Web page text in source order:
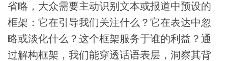
省略，大众需要主动识别文本或报道中预设的
框架：它在引导我们关注什么？它在表达中忽
略或淡化什么？这个框架服务于谁的利益？通
过解构框架，我们能穿透话语表层，洞察其背